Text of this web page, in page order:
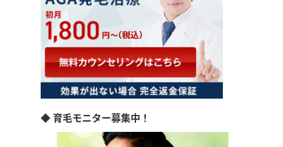
◆ 育毛モニター募集中！